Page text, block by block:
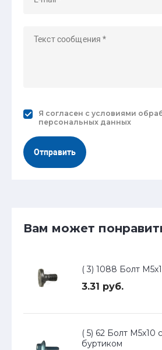
Я согласен с условиями
персональных данных
Отправить
Вам может
( 3) 1088 Болт
3.31 руб.
( 5) 62 Болт М5х10
буртиком